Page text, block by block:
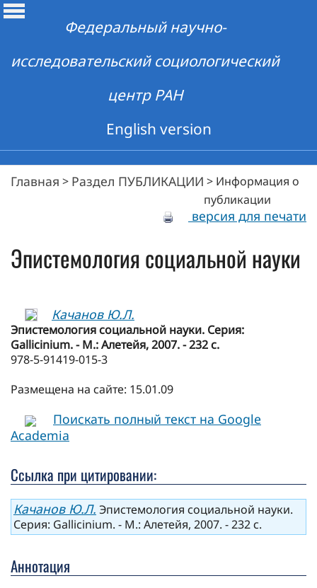
Федеральный научно-
исследовательский социологический
центр РАН
English version
Главная > Раздел ПУБЛИКАЦИИ > Информация о
публикации
версия для печати
Эпистемология социальной науки
Качанов Ю.Л.
Эпистемология социальной науки. Серия:
Gallicinium. - М.: Алетейя, 2007. - 232 с.
978-5-91419-015-3
Размещена на сайте: 15.01.09
Поискать полный текст на Google
Academia
Ссылка при цитировании:
Качанов Ю.Л. Эпистемология социальной науки.
Серия: Gallicinium. - М.: Алетейя, 2007. - 232 с.
Аннотация